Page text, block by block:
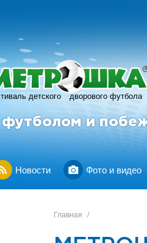
детского дворового футбола
R
футболом и
Новости Фото и видео
Главная /